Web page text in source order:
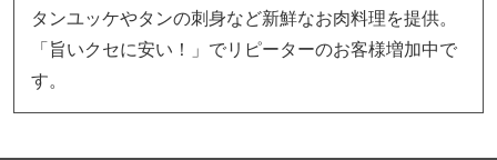
タンユッケやタンの刺身など新鮮なお肉料理を提供。
「旨いクセに安い！」でリピーターのお客様増加中で
す。